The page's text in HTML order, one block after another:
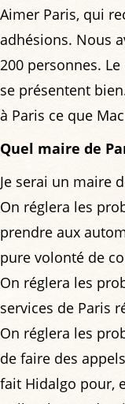
Aimer Paris, qui
adhésions. Nous
200 personnes.
se présentent
à Paris ce que
Quel maire de
Je serai un maire
On réglera les
prendre aux
pure volonté de
On réglera les
services de Paris
On réglera les
de faire des
fait Hidalgo pour,